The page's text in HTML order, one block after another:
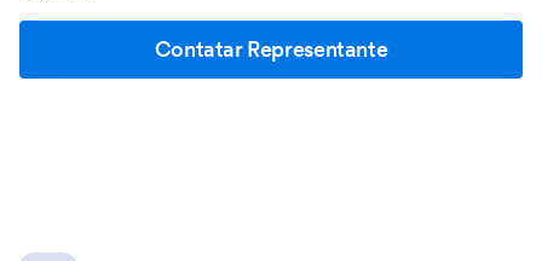
Contatar Representante